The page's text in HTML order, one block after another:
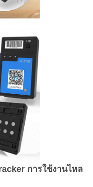
การใช้งานไหล